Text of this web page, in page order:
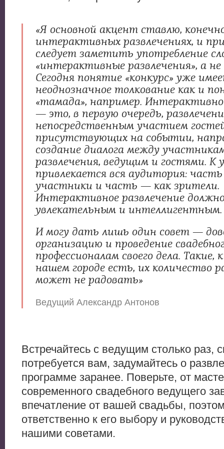
«Я основной акцент ставлю,
интерактивных развлечениях, и
следует заметить употребление
«интерактивные развлечения», а не
Сегодня понятие «конкурс» уже
неоднозначное толкование как и
«тамада», например.
— это, в первую очередь,
непосредственным участием
присутствующих на событии,
создание диалога между
развлечения, ведущим и гостями. К
привлекается вся аудитория:
участники и часть — как зрители.
Интерактивное развлечение
увлекательным и интеллигентным.
И могу дать лишь один совет —
организацию и проведение
профессионалам своего дела. Такие,
нашем городе есть, их количество
может не радовать»
Ведущий Александр Антонов
Встречайтесь с ведущим столько раз,
потребуется вам, задумайтесь о
программе заранее. Поверьте, от
современного свадебного ведущего
впечатление от вашей свадьбы,
ответственно к его выбору и
нашими советами.